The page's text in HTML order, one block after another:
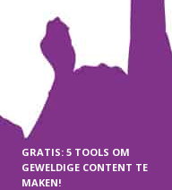
GRATIS: 5 TOOLS OM
GEWELDIGE CONTENT TE
MAKEN!